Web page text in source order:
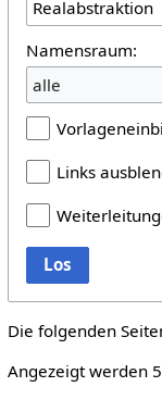
Namensraum:
alle
Links
Los
Die folgenden
Angezeigt werden